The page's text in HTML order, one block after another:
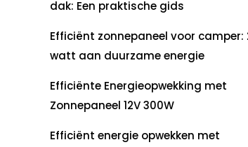
dak: Een praktische gids
Efficiënt zonnepaneel voor camper:
watt aan duurzame energie
Efficiënte Energieopwekking met
Zonnepaneel 12V 300W
Efficiënt energie opwekken met